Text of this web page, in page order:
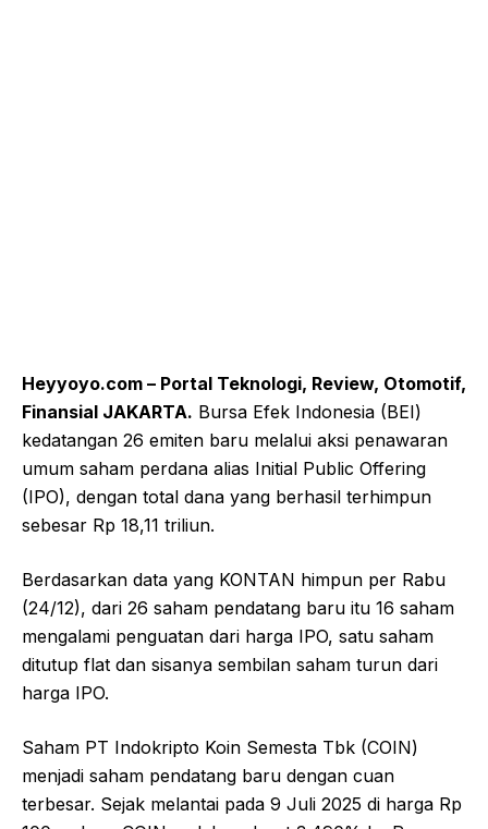
Heyyoyo.com – Portal Teknologi, Review, Otomotif,
Finansial JAKARTA. Bursa Efek Indonesia (BEI)
kedatangan 26 emiten baru melalui aksi penawaran
umum saham perdana alias Initial Public Offering
(IPO), dengan total dana yang berhasil terhimpun
sebesar Rp 18,11 triliun.
Berdasarkan data yang KONTAN himpun per Rabu
(24/12), dari 26 saham pendatang baru itu 16 saham
mengalami penguatan dari harga IPO, satu saham
ditutup flat dan sisanya sembilan saham turun dari
harga IPO.
Saham PT Indokripto Koin Semesta Tbk (COIN)
menjadi saham pendatang baru dengan cuan
terbesar. Sejak melantai pada 9 Juli 2025 di harga Rp